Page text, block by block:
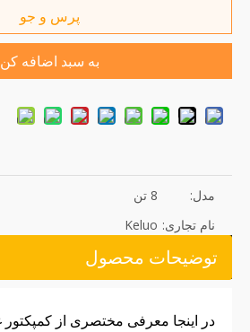
پرس و جو
به سبد اضافه کن
مدل:
8 تن
نام تجاری: Keluo
توضیحات محصول